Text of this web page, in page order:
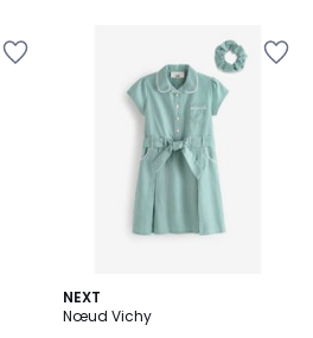
NEXT
Nœud Vichy
2
Couleurs